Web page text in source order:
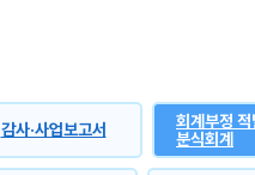
감사·사업보고서
회계부정 적
분식회계